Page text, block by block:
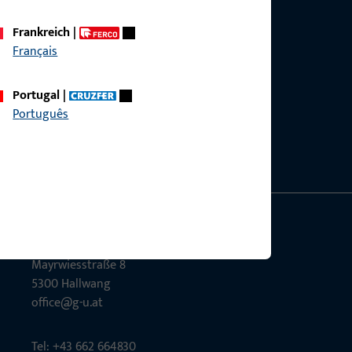
Frankreich|
Français
Portugal|
Português
Mayrwies­straße 8
5300 Hall­wang
office@g-u.at
Tel: +43 662 664830